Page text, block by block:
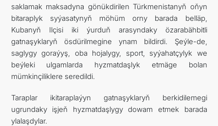
saklamak maksadyna gönükdirilen Türkmenistanyň oňyn
bitaraplyk syýasatynyň möhüm orny barada belläp,
Kubanyň Ilçisi iki ýurduň arasyndaky özarabähbitli
gatnaşyklaryň ösdürilmegine ynam bildirdi. Şeýle-de,
saglygy goraýyş, oba hojalygy, sport, syýahatçylyk we
beýleki ulgamlarda hyzmatdaşlyk etmäge bolan
mümkinçiliklere seredildi.
Taraplar ikitaraplaýyn gatnaşyklaryň berkidilemegi
ugrundaky işjeň hyzmatdaşlygy dowam etmek barada
ylalaşdylar.